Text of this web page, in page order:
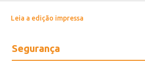
Leia a edição impressa
Segurança